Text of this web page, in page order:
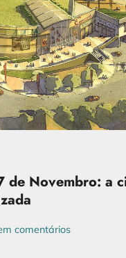
de Novembro: a
comentários